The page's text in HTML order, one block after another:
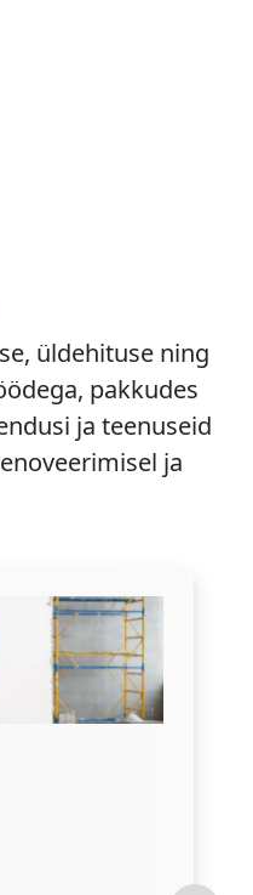
üldehituse ning
pakkudes
ja teenuseid
ja